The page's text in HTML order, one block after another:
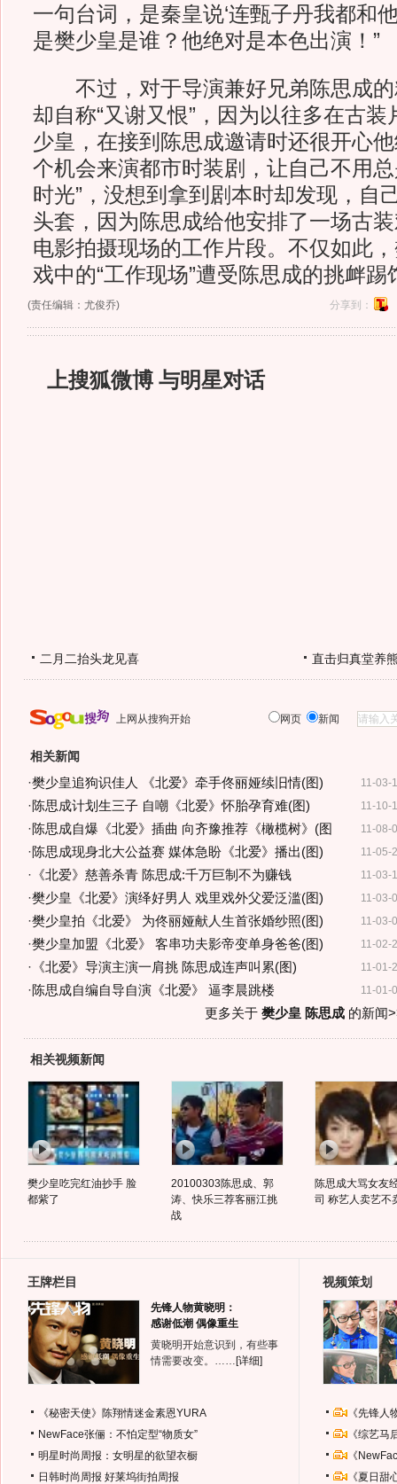
一句台词，是秦皇说‘连甄子丹我都和
是樊少皇是谁？他绝对是本色出演！”
不过，对于导演兼好兄弟陈思成的
却自称“又谢又恨”，因为以往多在古
少皇，在接到陈思成邀请时还很开心
个机会来演都市时装剧，让自己不用
时光”，没想到拿到剧本时却发现，自
头套，因为陈思成给他安排了一场古
电影拍摄现场的工作片段。不仅如此
戏中的“工作现场”遭受陈思成的挑衅踢
(责任编辑：尤俊乔) 分享到：
上搜狐微博 与明星对话
二月二抬头龙见喜 直击归真堂养
上网从搜狗开始 网页 新闻
相关新闻
11-03-
·樊少皇追狗识佳人 《北爱》牵手佟丽娅续旧情(图)
11-10-
·陈思成计划生三子 自嘲《北爱》怀胎孕育难(图)
11-08-
·陈思成自爆《北爱》插曲 向齐豫推荐《橄榄树》(图
11-05-
·陈思成现身北大公益赛 媒体急盼《北爱》播出(图)
11-03-
· 《北爱》慈善杀青 陈思成:千万巨制不为赚钱
11-03-
·樊少皇《北爱》演绎好男人 戏里戏外父爱泛滥(图)
11-03-
·樊少皇拍《北爱》 为佟丽娅献人生首张婚纱照(图)
11-02-
·樊少皇加盟《北爱》 客串功夫影帝变单身爸爸(图)
11-01-
· 《北爱》导演主演一肩挑 陈思成连声叫累(图)
11-01-
·陈思成自编自导自演《北爱》 逼李晨跳楼
更多关于 樊少皇 陈思成的新闻
相关视频新闻
樊少皇吃完红油抄手 脸
都紫了
20100303陈思成、郭
涛、快乐三荐客丽江挑
战
陈思成大骂女友
司 称艺人卖艺不
王牌栏目
先锋人物黄晓明：
感谢低潮 偶像重生
黄晓明开始意识到，有些事
情需要改变。…… [详细]
《秘密天使》陈翔情迷金素恩YURA
NewFace张俪：不怕定型“物质女”
明星时尚周报：女明星的欲望衣橱
日韩时尚周报 好莱坞街拍周报
视频策划
《先锋
《综艺
《
《夏日